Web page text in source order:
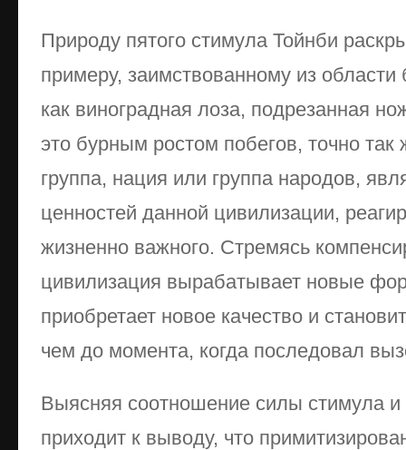
Природу пятого стимула Тойнби
примеру, заимствованному из
как виноградная лоза, подрезанная
это бурным ростом побегов, точно так
группа, нация или группа народов,
ценностей данной цивилизации,
жизненно важного. Стремясь
цивилизация вырабатывает новые
приобретает новое качество и
чем до момента, когда последовал
Выясняя соотношение силы стимула и
приходит к выводу, что